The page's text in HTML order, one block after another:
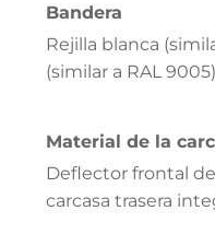
Bandera
Rejilla blanca
(similar a RAL
Material de la
Deflector frontal
carcasa trasera